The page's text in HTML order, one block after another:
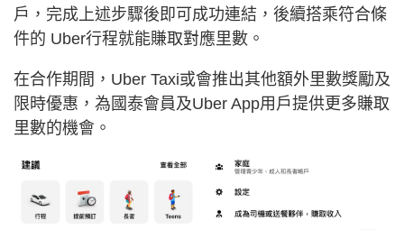
戶，完成上述步驟後即可成功連結，後續搭乘符合條
件的 Uber行程就能賺取對應里數。
在合作期間，Uber Taxi或會推出其他額外里數獎勵及
限時優惠，為國泰會員及Uber App用戶提供更多賺取
里數的機會。